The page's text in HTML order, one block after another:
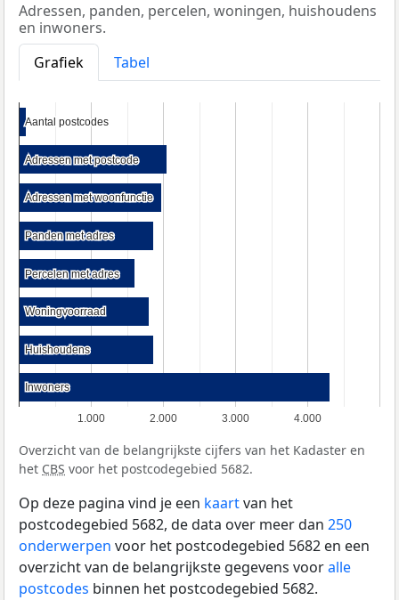
Adressen, panden, percelen, woningen, huishoudens
en inwoners.
Grafiek
Tabel
1.000 2.000 3.000 4.000
Aantal postcodes
Aantal postcodes
Adressen met postcode
Adressen met postcode
Adressen met woonfunctie
Adressen met woonfunctie
Panden met adres
Panden met adres
Percelen met adres
Percelen met adres
Woningvoorraad
Woningvoorraad
Huishoudens
Huishoudens
Inwoners
Inwoners
Overzicht van de belangrijkste cijfers van het Kadaster en
het CBS voor het postcodegebied 5682.
Op deze pagina vind je een kaartvan het
postcodegebied 5682, de data over meer dan 250
onderwerpen voor het postcodegebied 5682 en een
overzicht van de belangrijkste gegevens vooralle
postcodes binnen het postcodegebied 5682.